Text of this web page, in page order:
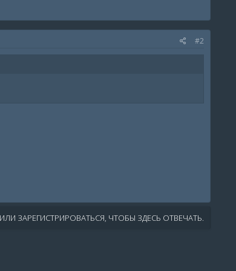
#2
ЗАРЕГИСТРИРОВАТЬСЯ, ЧТОБЫ ЗДЕСЬ ОТВЕЧАТЬ.